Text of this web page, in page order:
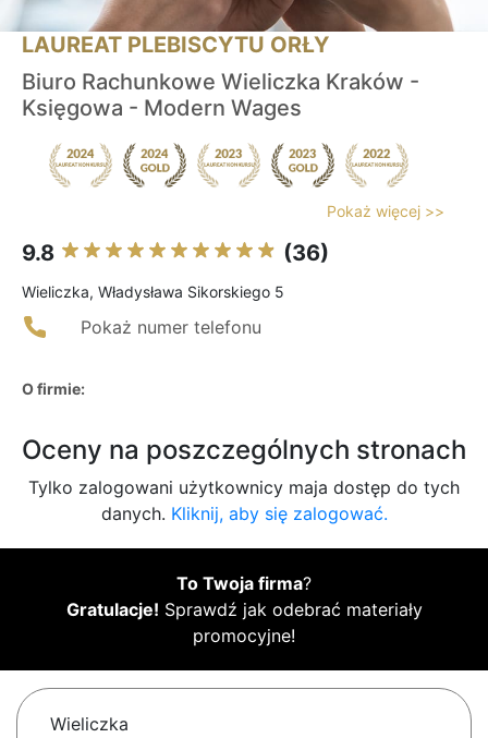
LAUREAT PLEBISCYTU ORŁY
Biuro Rachunkowe Wieliczka Kraków -
Księgowa - Modern Wages
Pokaż więcej >>
9.8 (36)
Wieliczka, Władysława Sikorskiego 5
Pokaż numer telefonu
O firmie:
Oceny na poszczególnych stronach
Tylko zalogowani użytkownicy maja dostęp do tych
danych. Kliknij, aby się zalogować.
To Twoja firma?
Gratulacje! Sprawdź jak odebrać materiały
promocyjne!
Wieliczka